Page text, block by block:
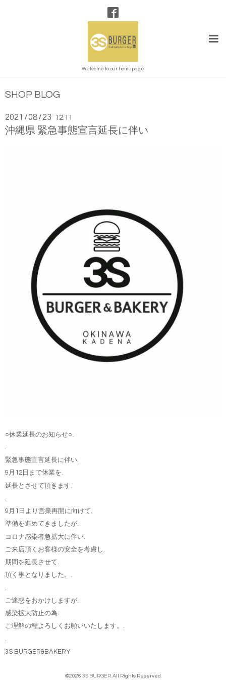
Welcome to our homepage
SHOP BLOG
2021 /08 / 23 12:11
沖縄県 緊急事態宣言延長に伴い
○休業延長のお知らせ○.
緊急事態宣言延長に伴い.
9月12日まで休業を.
延長とさせて頂きます.
9月1日より営業再開に向けて.
準備を進めてきましたが.
コロナ感染者急拡大に伴い.
ご来店頂くお客様の安全を考慮し.
期間を延長させて.
頂く事となりました。.
ご迷惑をおかけしますが.
感染拡大防止の為.
ご理解の程よろしくお願いいたします。.
3S BURGER&BAKERY
©2026 3S BURGER. All Rights Reserved.